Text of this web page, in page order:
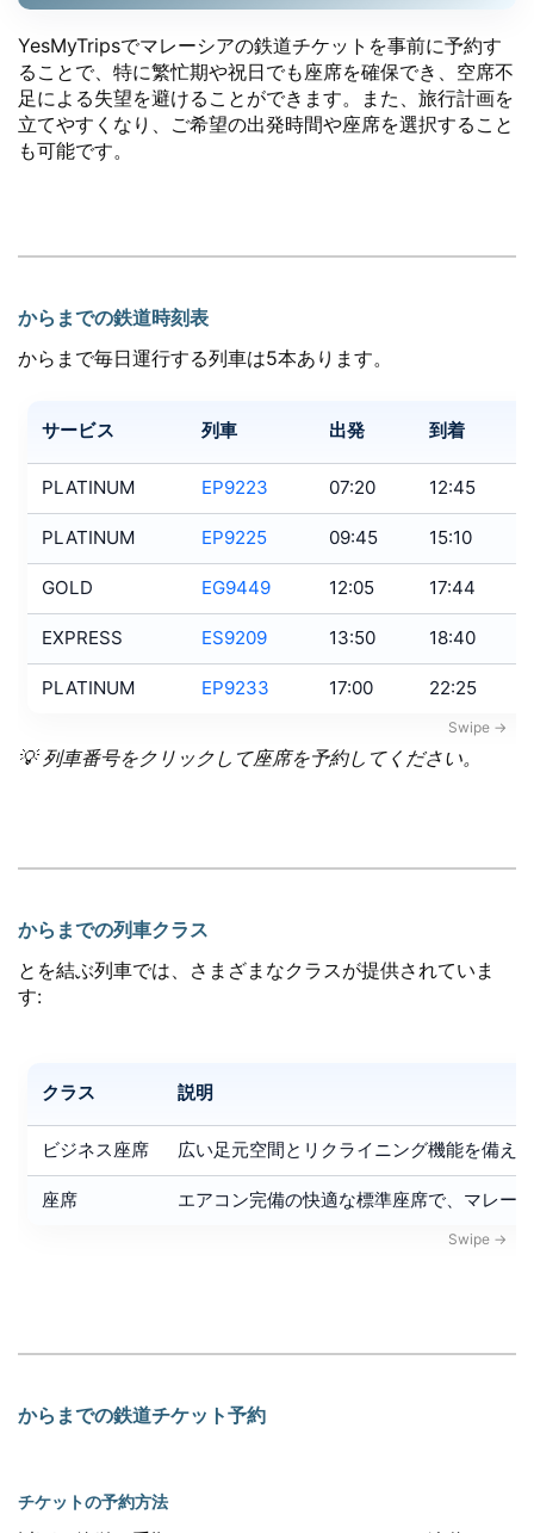
YesMyTripsでマレーシアの鉄道チケットを事前に予約す
ることで、特に繁忙期や祝日でも座席を確保でき、空席不
足による失望を避けることができます。また、旅行計画を
立てやすくなり、ご希望の出発時間や座席を選択すること
も可能です。
からまでの鉄道時刻表
からまで毎日運行する列車は5本あります。
サービス 列車 出発 到着
PLATINUM EP9223 07:20 12:45
PLATINUM EP9225 09:45 15:10
GOLD EG9449 12:05 17:44
EXPRESS ES9209 13:50 18:40
PLATINUM EP9233 17:00 22:25
💡 列車番号をクリックして座席を予約してください。
からまでの列車クラス
とを結ぶ列車では、さまざまなクラスが提供されていま
す:
クラス 説明
ビジネス座席 広い足元空間とリクライニング機能を備え
座席 エアコン完備の快適な標準座席で、マレー
からまでの鉄道チケット予約
チケットの予約方法